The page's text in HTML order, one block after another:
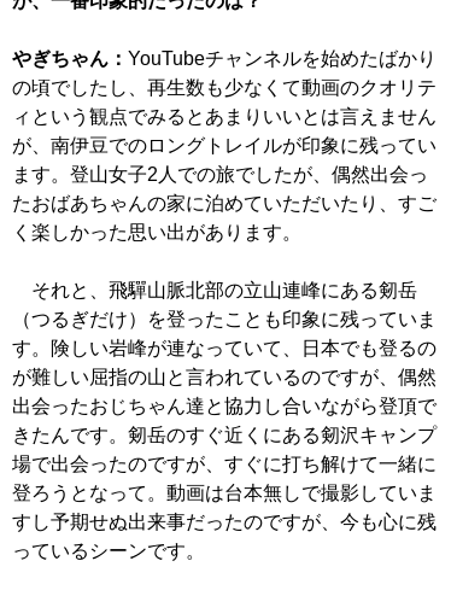
やぎちゃん： YouTubeチャンネルを始めたばかり
の頃でしたし、再生数も少なくて動画のクオリテ
ィという観点でみるとあまりいいとは言えません
が、南伊豆でのロングトレイルが印象に残ってい
ます。登山女子2人での旅でしたが、偶然出会っ
たおばあちゃんの家に泊めていただいたり、すご
く楽しかった思い出があります。
それと、飛驒山脈北部の立山連峰にある剱岳
（つるぎだけ）を登ったことも印象に残っていま
す。険しい岩峰が連なっていて、日本でも登るの
が難しい屈指の山と言われているのですが、偶然
出会ったおじちゃん達と協力し合いながら登頂で
きたんです。剱岳のすぐ近くにある剱沢キャンプ
場で出会ったのですが、すぐに打ち解けて一緒に
登ろうとなって。動画は台本無しで撮影していま
すし予期せぬ出来事だったのですが、今も心に残
っているシーンです。